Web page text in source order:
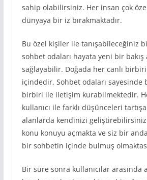
sahip olabilirsiniz. Her insan çok
dünyaya bir iz bırakmaktadır.
Bu özel kişiler ile tanışabileceğiniz
sohbet odaları hayata yeni bir bakış
sağlayabilir. Doğada her canlı
içindedir. Sohbet odaları sayesinde
birbiri ile iletişim kurabilmektedir.
kullanıcı ile farklı düşünceleri
alanlarda kendinizi
konu konuyu açmakta ve siz bir
bir sohbetin içinde bulmuş
Bir süre sonra kullanıcılar arasında